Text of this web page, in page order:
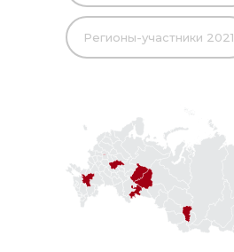
Регионы-участники 2021